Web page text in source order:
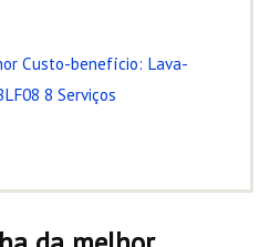
Custo-benefício: Lava-
8 Serviços